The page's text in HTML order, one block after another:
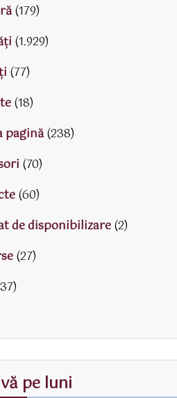
(179)
(1.929)
(77)
(18)
pagină(238)
(70)
(60)
de disponibilizare(2)
(27)
pe luni